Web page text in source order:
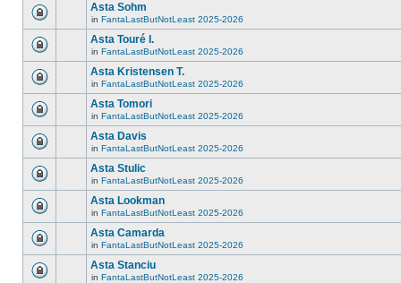
Asta Sohm
in FantaLastButNotLeast 2025-2026
Asta Touré I.
in FantaLastButNotLeast 2025-2026
Asta Kristensen T.
in FantaLastButNotLeast 2025-2026
Asta Tomori
in FantaLastButNotLeast 2025-2026
Asta Davis
in FantaLastButNotLeast 2025-2026
Asta Stulic
in FantaLastButNotLeast 2025-2026
Asta Lookman
in FantaLastButNotLeast 2025-2026
Asta Camarda
in FantaLastButNotLeast 2025-2026
Asta Stanciu
in FantaLastButNotLeast 2025-2026